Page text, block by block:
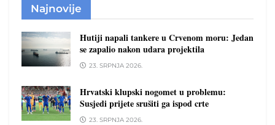
Najnovije
Hutiji napali tankere u Crvenom moru: Jedan
se zapalio nakon udara projektila
23. SRPNJA 2026.
Hrvatski klupski nogomet u problemu:
Susjedi prijete srušiti ga ispod crte
23. SRPNJA 2026.